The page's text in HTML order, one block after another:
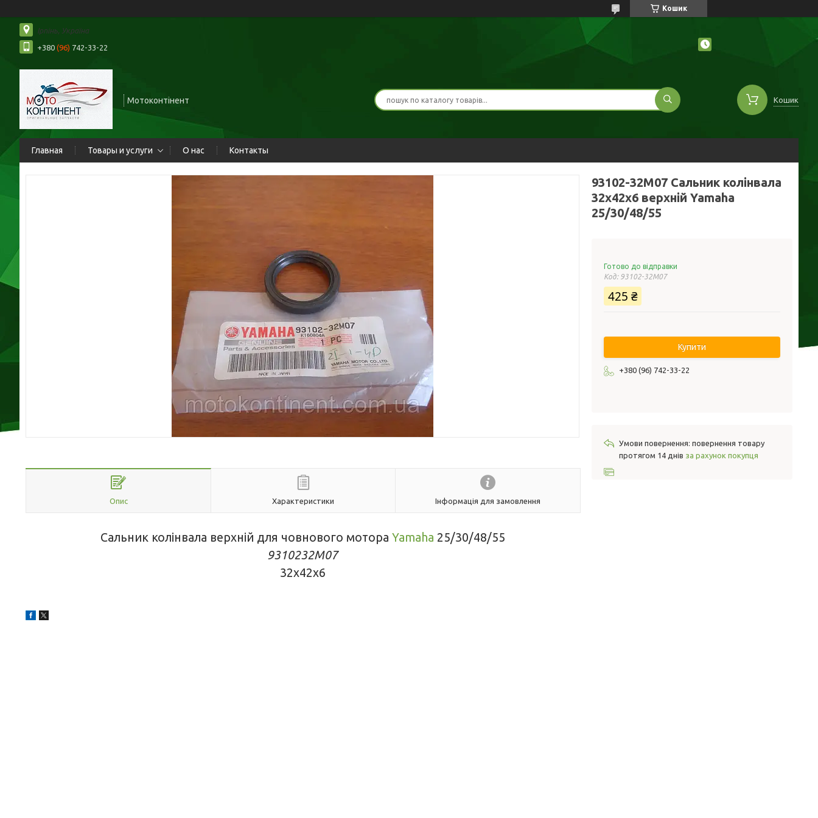
Кошик
Ірпінь, Україна
+380 (96) 742-33-22
Мотоконтінент Кошик
Главная Товары и услуги О нас Контакты
Опис Характеристики Інформація для замовлення
Сальник колінвала верхній для човнового мотора Yamaha 25/30/48/55
9310232M07
32x42x6
93102-32M07 Сальник колінвала
32x42x6 верхній Yamaha
25/30/48/55
Готово до відправки
Код: 93102-32M07
425 ₴
Купити
+380 (96) 742-33-22
повернення товару
протягом 14 днів за рахунок покупця